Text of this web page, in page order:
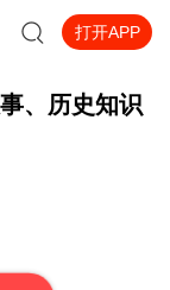
打开APP
、历史知识